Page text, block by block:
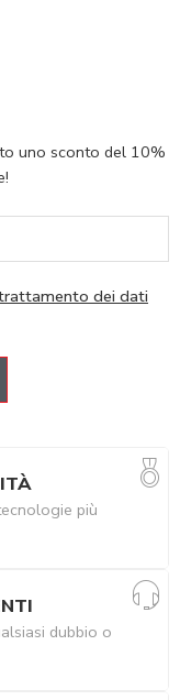
uno sconto del 10%
dei dati
più
dubbio o